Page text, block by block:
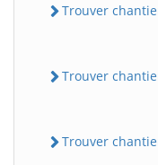
Trouver
Trouver
Trouver